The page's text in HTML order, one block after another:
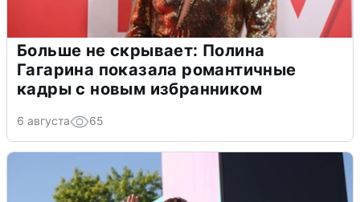
Больше не скрывает: Полина
Гагарина показала романтичные
кадры с новым избранником
6 августа 65